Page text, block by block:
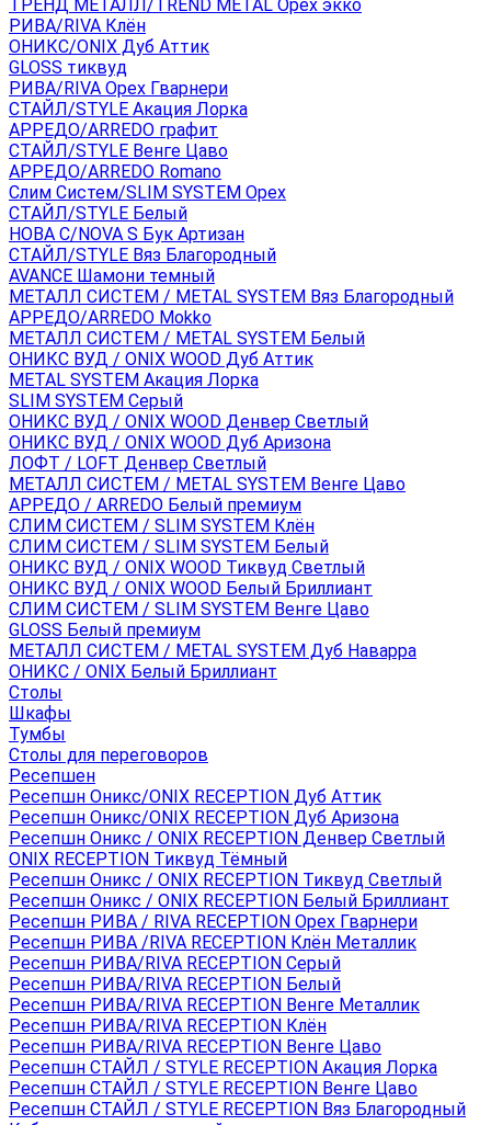
ТРЕНД МЕТАЛЛ/TREND METAL Орех экко
РИВА/RIVA Клён
ОНИКС/ONIX Дуб Аттик
GLOSS тиквуд
РИВА/RIVA Орех Гварнери
СТАЙЛ/STYLE Акация Лорка
АРРЕДО/ARREDO графит
СТАЙЛ/STYLE Венге Цаво
АРРЕДО/ARREDO Romano
Слим Систем/SLIM SYSTEM Орех
СТАЙЛ/STYLE Белый
НОВА С/NOVA S Бук Артизан
СТАЙЛ/STYLE Вяз Благородный
AVANCE Шамони темный
МЕТАЛЛ СИСТЕМ / METAL SYSTEM Вяз Благородный
АРРЕДО/ARREDO Mokko
МЕТАЛЛ СИСТЕМ / METAL SYSTEM Белый
ОНИКС ВУД / ONIX WOOD Дуб Аттик
METAL SYSTEM Акация Лорка
SLIM SYSTEM Серый
ОНИКС ВУД / ONIX WOOD Денвер Светлый
ОНИКС ВУД / ONIX WOOD Дуб Аризона
ЛОФТ / LOFT Денвер Светлый
МЕТАЛЛ СИСТЕМ / METAL SYSTEM Венге Цаво
АРРЕДО / ARREDO Белый премиум
СЛИМ СИСТЕМ / SLIM SYSTEM Клён
СЛИМ СИСТЕМ / SLIM SYSTEM Белый
ОНИКС ВУД / ONIX WOOD Тиквуд Светлый
ОНИКС ВУД / ONIX WOOD Белый Бриллиант
СЛИМ СИСТЕМ / SLIM SYSTEM Венге Цаво
GLOSS Белый премиум
МЕТАЛЛ СИСТЕМ / METAL SYSTEM Дуб Наварра
ОНИКС / ONIX Белый Бриллиант
Столы
Шкафы
Тумбы
Столы для переговоров
Ресепшен
Ресепшн Оникс/ONIX RECEPTION Дуб Аттик
Ресепшн Оникс/ONIX RECEPTION Дуб Аризона
Ресепшн Оникс / ONIX RECEPTION Денвер Светлый
ONIX RECEPTION Тиквуд Тёмный
Ресепшн Оникс / ONIX RECEPTION Тиквуд Светлый
Ресепшн Оникс / ONIX RECEPTION Белый Бриллиант
Ресепшн РИВА / RIVA RECEPTION Орех Гварнери
Ресепшн РИВА /RIVA RECEPTION Клён Металлик
Ресепшн РИВА/RIVA RECEPTION Серый
Ресепшн РИВА/RIVA RECEPTION Белый
Ресепшн РИВА/RIVA RECEPTION Венге Металлик
Ресепшн РИВА/RIVA RECEPTION Клён
Ресепшн РИВА/RIVA RECEPTION Венге Цаво
Ресепшн СТАЙЛ / STYLE RECEPTION Акация Лорка
Ресепшн СТАЙЛ / STYLE RECEPTION Венге Цаво
Ресепшн СТАЙЛ / STYLE RECEPTION Вяз Благородный